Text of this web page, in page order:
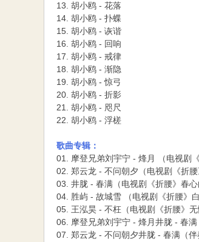
13. 胡小鸥 - 花落
14. 胡小鸥 - 扑蝶
15. 胡小鸥 - 诙谐
16. 胡小鸥 - 回响
17. 胡小鸥 - 戒律
18. 胡小鸥 - 渐隐
19. 胡小鸥 - 惊弓
20. 胡小鸥 - 折影
21. 胡小鸥 - 咫尺
22. 胡小鸥 - 浮槎
歌曲专辑：
01. 摩登兄弟刘宇宁 - 烽月 （电视剧
02. 郑云龙 - 不问朝夕（电视剧《折腰
03. 井胧 - 春满（电视剧《折腰》春心
04. 胜屿 - 故城雪 （电视剧《折腰》白
05. 王泓昊 - 不枉（电视剧《折腰》无
06. 摩登兄弟刘宇宁 - 烽月井胧 - 春满
07. 郑云龙 - 不问朝夕井胧 - 春满（伴